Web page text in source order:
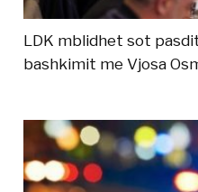
LDK mblidhet sot
bashkimit me Vjosa